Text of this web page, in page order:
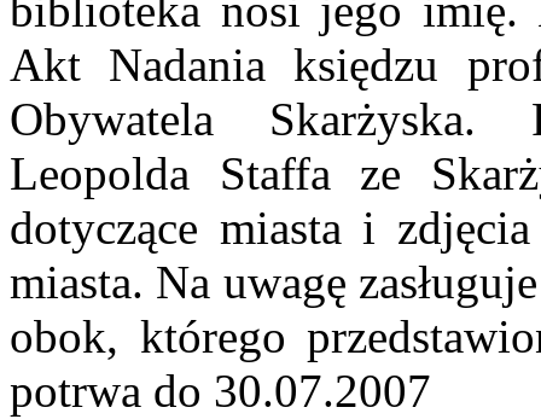
biblioteka nosi jego imię.
Akt Nadania księdzu
Obywatela Skarżyska.
Leopolda Staffa ze
dotyczące miasta i
miasta. Na uwagę
obok, którego
potrwa do 30.07.2007